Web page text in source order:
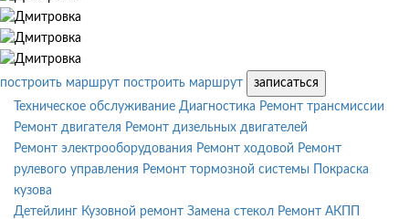
построить маршрут построить маршрут
записаться
Техническое обслуживание Диагностика Ремонт трансмиссии
Ремонт двигателя Ремонт дизельных двигателей
Ремонт электрооборудования Ремонт ходовой Ремонт
рулевого управления Ремонт тормозной системы
Покраска
кузова
Детейлинг Кузовной ремонт Замена стекол Ремонт АКПП